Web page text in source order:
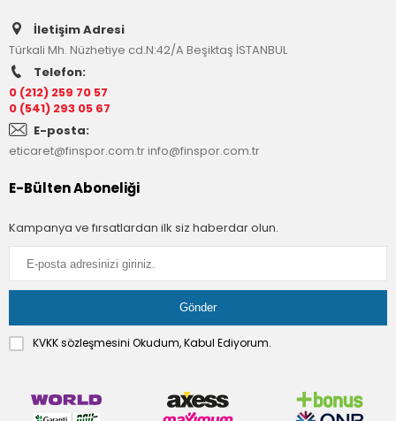
İletişim Adresi
Türkali Mh. Nüzhetiye cd.N:42/A Beşiktaş İSTANBUL
Telefon:
0 (212) 259 70 57
0 (541) 293 05 67
E-posta:
eticaret@finspor.com.trinfo@finspor.com.tr
E-Bülten Aboneliği
Kampanya ve fırsatlardan ilk siz haberdar olun.
KVKK sözleşmesini Okudum, Kabul Ediyorum.